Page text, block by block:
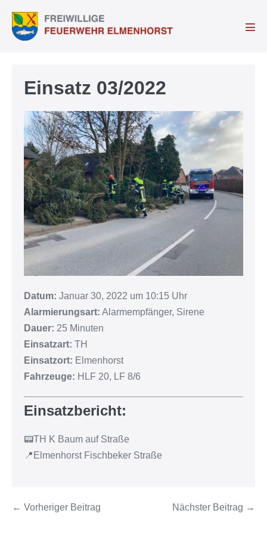
Einsatz 03/2022
Datum: Januar 30, 2022 um 10:15 Uhr
Alarmierungsart: Alarmempfänger, Sirene
Dauer: 25 Minuten
Einsatzart: TH
Einsatzort: Elmenhorst
Fahrzeuge: HLF 20, LF 8/6
Einsatzbericht:
📟TH K Baum auf Straße
📍Elmenhorst Fischbeker Straße
← Vorheriger Beitrag Nächster Beitrag →